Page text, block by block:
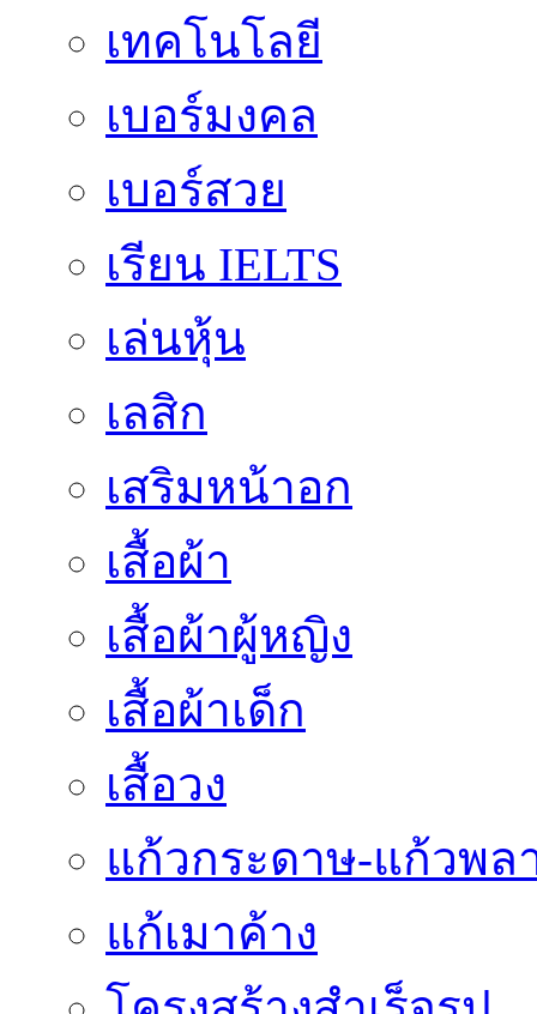
เทคโนโลยี
เบอร์มงคล
เบอร์สวย
เรียน IELTS
เล่นหุ้น
เลสิก
เสริมหน้าอก
เสื้อผ้า
เสื้อผ้าผู้หญิง
เสื้อผ้าเด็ก
เสื้อวง
แก้วกระดาษ-แก้วพล
แก้เมาค้าง